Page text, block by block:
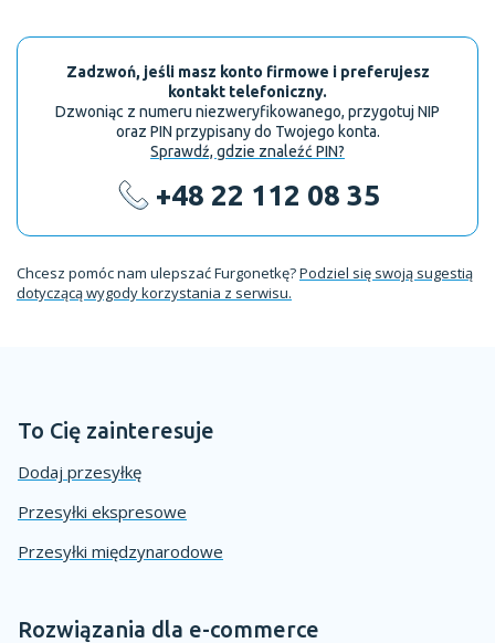
Zadzwoń, jeśli masz konto firmowe i preferujesz
kontakt telefoniczny.
Dzwoniąc z numeru niezweryfikowanego, przygotuj NIP
oraz PIN przypisany do Twojego konta.
Sprawdź, gdzie znaleźć PIN?
+48 22 112 08 35
Chcesz pomóc nam ulepszać Furgonetkę?Podziel się swoją sugestią
dotyczącą wygody korzystania z serwisu.
To Cię zainteresuje
Dodaj przesyłkę
Przesyłki ekspresowe
Przesyłki międzynarodowe
Rozwiązania dla e-commerce